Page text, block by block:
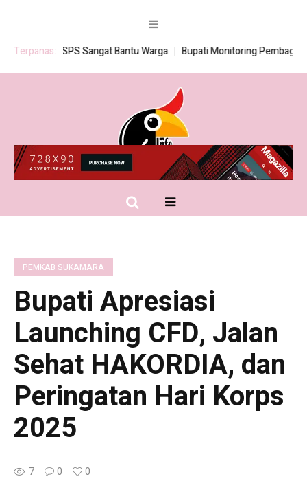
Terpanas:
BSPS Sangat Bantu Warga Bupati Monitoring Pembagian
PEMKAB SUKAMARA
Bupati Apresiasi
Launching CFD, Jalan
Sehat HAKORDIA, dan
Peringatan Hari Korps
2025
7 0 0